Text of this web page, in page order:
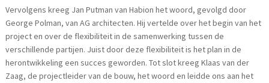
Vervolgens kreeg Jan Putman van Habion het woord, gevolgd door
George Polman, van AG architecten. Hij vertelde over het begin van het
project en over de flexibiliteit in de samenwerking tussen de
verschillende partijen. Juist door deze flexibiliteit is het plan in de
herontwikkeling een succes geworden. Tot slot kreeg Klaas van der
Zaag, de projectleider van de bouw, het woord en leidde ons aan het